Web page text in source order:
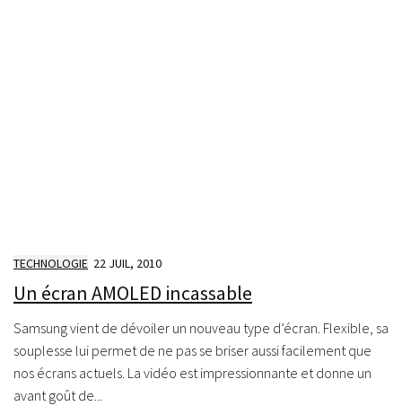
TECHNOLOGIE 22 JUIL, 2010
Un écran AMOLED incassable
Samsung vient de dévoiler un nouveau type d’écran. Flexible, sa
souplesse lui permet de ne pas se briser aussi facilement que
nos écrans actuels. La vidéo est impressionnante et donne un
avant goût de...